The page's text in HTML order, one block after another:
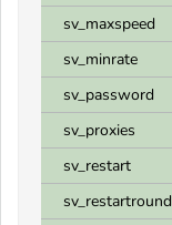
sv_maxspeed
sv_minrate
sv_password
sv_proxies
sv_restart
sv_restartround